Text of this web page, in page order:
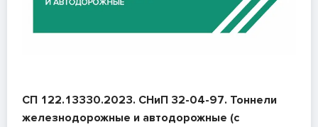
СП 122.13330.2023. СНиП 32-04-97. Тоннели
железнодорожные и автодорожные (с